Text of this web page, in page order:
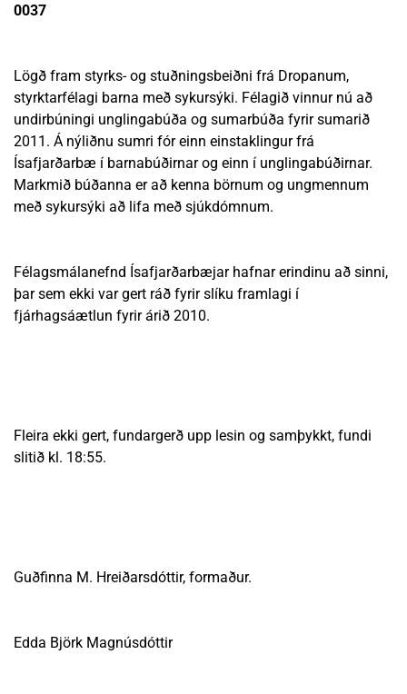
0037
Lögð fram styrks- og stuðningsbeiðni frá Dropanum,
styrktarfélagi barna með sykursýki. Félagið vinnur nú að
undirbúningi unglingabúða og sumarbúða fyrir sumarið
2011. Á nýliðnu sumri fór einn einstaklingur frá
Ísafjarðarbæ í barnabúðirnar og einn í unglingabúðirnar.
Markmið búðanna er að kenna börnum og ungmennum
með sykursýki að lifa með sjúkdómnum.
Félagsmálanefnd Ísafjarðarbæjar hafnar erindinu að sinni,
þar sem ekki var gert ráð fyrir slíku framlagi í
fjárhagsáætlun fyrir árið 2010.
Fleira ekki gert, fundargerð upp lesin og samþykkt, fundi
slitið kl. 18:55.
Guðfinna M. Hreiðarsdóttir, formaður.
Edda Björk Magnúsdóttir